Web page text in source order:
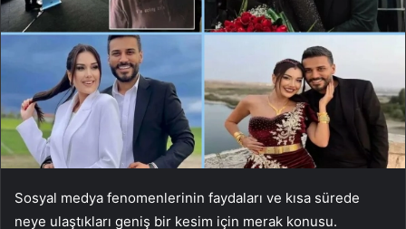
Sosyal medya fenomenlerinin faydaları ve kısa sürede
neye ulaştıkları geniş bir kesim için merak konusu.